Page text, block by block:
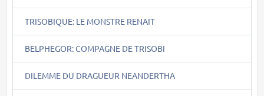
TRISOBIQUE: LE MONSTRE RENAIT
BELPHEGOR: COMPAGNE DE TRISOBI
DILEMME DU DRAGUEUR NEANDERTHA